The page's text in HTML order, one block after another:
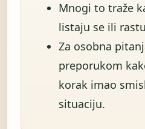
Mnogi to traže
listaju se ili
Za osobna
preporukom
korak imao
situaciju.